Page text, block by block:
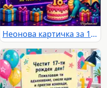
Неонова картичка за 18-ти рожден ден с пикселизиран дракон